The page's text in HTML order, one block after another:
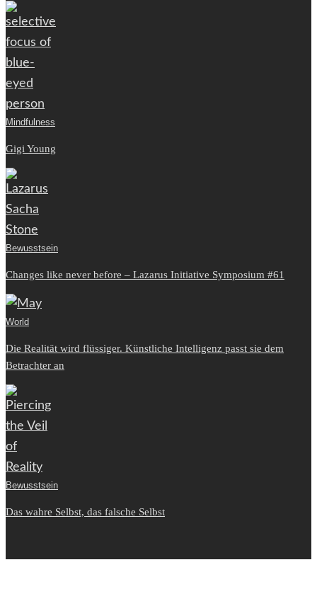
Mindfulness
Gigi Young
Bewusstsein
Changes like never before – Lazarus Initiative Symposium #61
World
Die Realität wird flüssiger. Künstliche Intelligenz passt sie dem
Betrachter an
Bewusstsein
Das wahre Selbst, das falsche Selbst